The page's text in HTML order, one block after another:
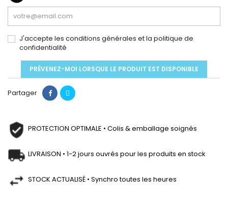
J'accepte les conditions générales et la politique de
confidentialité
PRÉVENEZ-MOI LORSQUE LE PRODUIT EST DISPONIBLE
Partager
PROTECTION OPTIMALE • Colis & emballage soignés
LIVRAISON • 1-2 jours ouvrés pour les produits en stock
STOCK ACTUALISÉ • Synchro toutes les heures